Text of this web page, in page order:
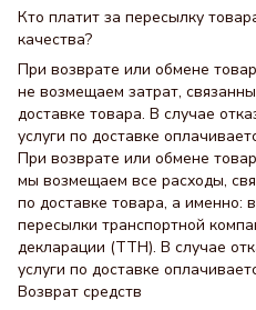
Кто платит за пересылку
качества?
При возврате или обмене
не возмещаем затрат,
доставке товара. В случае
услуги по доставке
При возврате или обмене
мы возмещаем все расходы,
по доставке товара, а именно:
пересылки транспортной
декларации (ТТН). В случае
услуги по доставке
Возврат средств